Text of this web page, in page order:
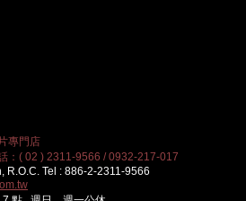
專門店
：( 02 ) 2311-9566 / 0932-217-017
R.O.C. Tel : 886-2-2311-9566